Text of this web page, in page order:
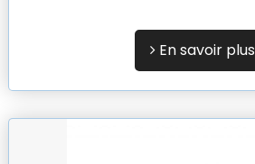
En savoir plus